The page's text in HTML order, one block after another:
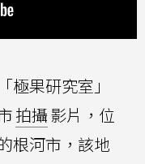
果研究室」
拍攝影片，位
根河市，該地